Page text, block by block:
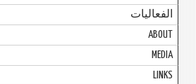
الفعاليات
ABOUT
MEDIA
LINKS